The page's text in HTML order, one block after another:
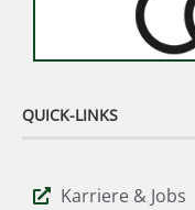
QUICK-LINKS
Karriere & Jobs